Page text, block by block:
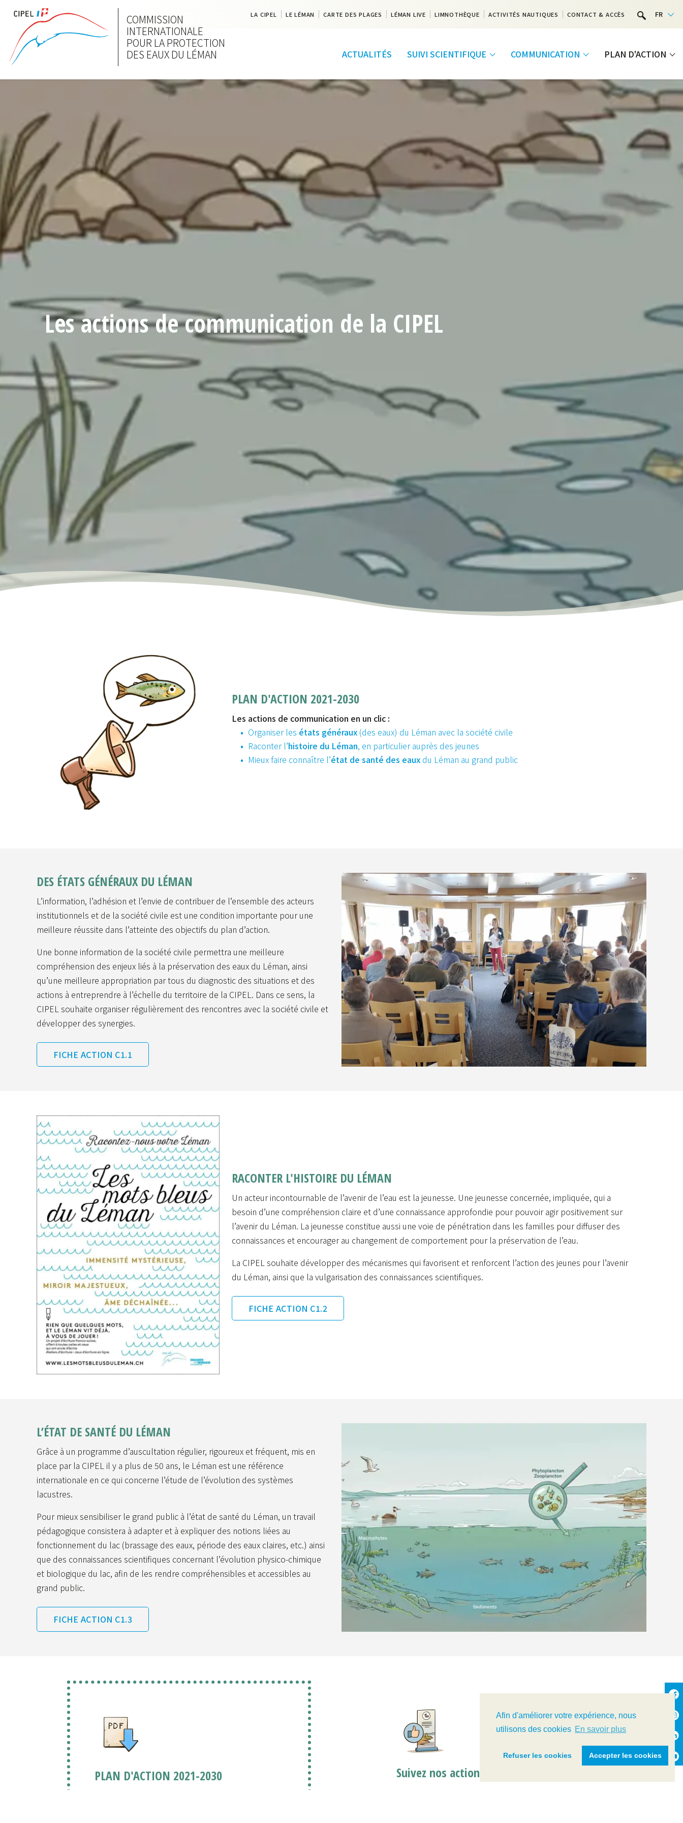
Afin d'améliorer votre expérience, nous
utilisons des cookies En savoir plus
Refuser les cookies Accepter les cookies
COMMISSION
INTERNATIONALE
POUR LA PROTECTION
DES EAUX DU LÉMAN
LA CIPEL LE LÉMAN CARTE DES PLAGES LÉMAN LIVE LIMNOTHÈQUE ACTIVITÉS NAUTIQUES CONTACT & ACCÈS FR
ACTUALITÉS SUIVI SCIENTIFIQUE COMMUNICATION PLAN D'ACTION
Les actions de communication de la CIPEL
PLAN D'ACTION 2021-2030
Les actions de communication en un clic :
Organiser les états généraux (des eaux) du Léman avec la société civile
Raconter l’histoire du Léman, en particulier auprès des jeunes
Mieux faire connaître l’état de santé des eaux du Léman au grand public
DES ÉTATS GÉNÉRAUX DU LÉMAN
L’information, l’adhésion et l’envie de contribuer de l’ensemble des acteurs
institutionnels et de la société civile est une condition importante pour une
meilleure réussite dans l’atteinte des objectifs du plan d’action.
Une bonne information de la société civile permettra une meilleure
compréhension des enjeux liés à la préservation des eaux du Léman, ainsi
qu’une meilleure appropriation par tous du diagnostic des situations et des
actions à entreprendre à l’échelle du territoire de la CIPEL. Dans ce sens, la
CIPEL souhaite organiser régulièrement des rencontres avec la société civile et
développer des synergies.
FICHE ACTION C1.1
RACONTER L'HISTOIRE DU LÉMAN
Un acteur incontournable de l’avenir de l’eau est la jeunesse. Une jeunesse concernée, impliquée, qui a
besoin d’une compréhension claire et d’une connaissance approfondie pour pouvoir agir positivement sur
l’avenir du Léman. La jeunesse constitue aussi une voie de pénétration dans les familles pour diffuser des
connaissances et encourager au changement de comportement pour la préservation de l’eau.
La CIPEL souhaite développer des mécanismes qui favorisent et renforcent l’action des jeunes pour l’avenir
du Léman, ainsi que la vulgarisation des connaissances scientifiques.
FICHE ACTION C1.2
L’ÉTAT DE SANTÉ DU LÉMAN
Grâce à un programme d’auscultation régulier, rigoureux et fréquent, mis en
place par la CIPEL il y a plus de 50 ans, le Léman est une référence
internationale en ce qui concerne l’étude de l’évolution des systèmes
lacustres.
Pour mieux sensibiliser le grand public à l’état de santé du Léman, un travail
pédagogique consistera à adapter et à expliquer des notions liées au
fonctionnement du lac (brassage des eaux, période des eaux claires, etc.) ainsi
que des connaissances scientifiques concernant l’évolution physico-chimique
et biologique du lac, afin de les rendre compréhensibles et accessibles au
grand public.
FICHE ACTION C1.3
PLAN D'ACTION 2021-2030 Suivez nos actions de communication